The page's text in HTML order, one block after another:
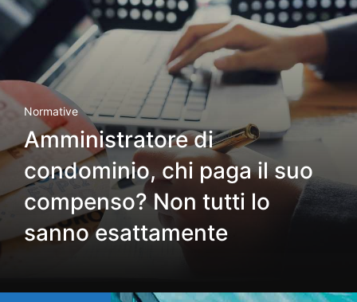
Normative
Amministratore di
condominio, chi paga il suo
compenso? Non tutti lo
sanno esattamente